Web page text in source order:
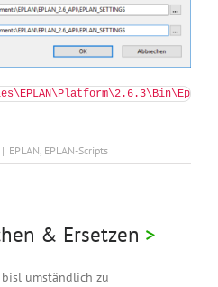
| EPLAN, EPLAN-Scripts
& Ersetzen
umständlich zu